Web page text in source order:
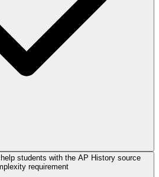
students with the AP History source
requirement?